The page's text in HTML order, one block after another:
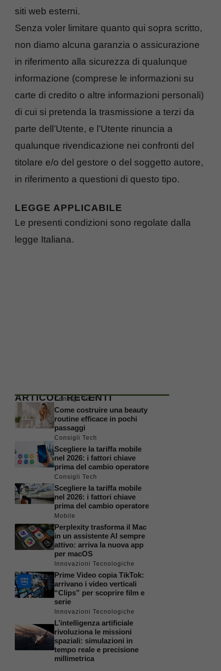
siti web esterni.
Senza voler limitare quanto qui sopra scritto,
non diamo alcuna garanzia o assicurazione
in riferimento alla sicurezza di qualunque
informazione (comprese le informazioni su
carte di credito o altre informazioni personali)
di cui si pretenda la trasmissione a terzi da
parte dell’Utente, e l’Utente rinuncia a
qualunque rivendicazione nei confronti del
titolare e/o del gestore o del soggetto autore,
in riferimento a questioni di questo tipo.
LEGGE APPLICABILE
Le presenti condizioni sono regolate dalla
legge Italiana.
ARTICOLI RECENTI
Consigli Tech
Come costruire una beauty
routine efficace in pochi
passaggi
Consigli Tech
Scegliere la tariffa mobile
nel 2026: i fattori chiave
prima del cambio operatore
Consigli Tech
Scegliere la tariffa mobile
nel 2026: i fattori chiave
prima del cambio operatore
Mobile
Perplexity trasforma il Mac
in un assistente AI sempre
attivo: arriva la nuova app
per macOS
Innovazioni Tecnologiche
Prime Video copia TikTok:
arrivano i video verticali
“Clips” per scoprire film e
serie
Innovazioni Tecnologiche
L’intelligenza artificiale
rivoluziona le missioni
spaziali: simulazioni in
tempo reale e precisione
millimetrica